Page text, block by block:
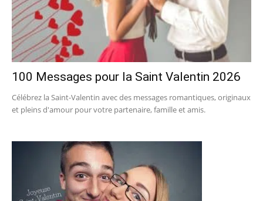
100 Messages pour la Saint Valentin 2026
Célébrez la Saint-Valentin avec des messages romantiques, originaux
et pleins d'amour pour votre partenaire, famille et amis.